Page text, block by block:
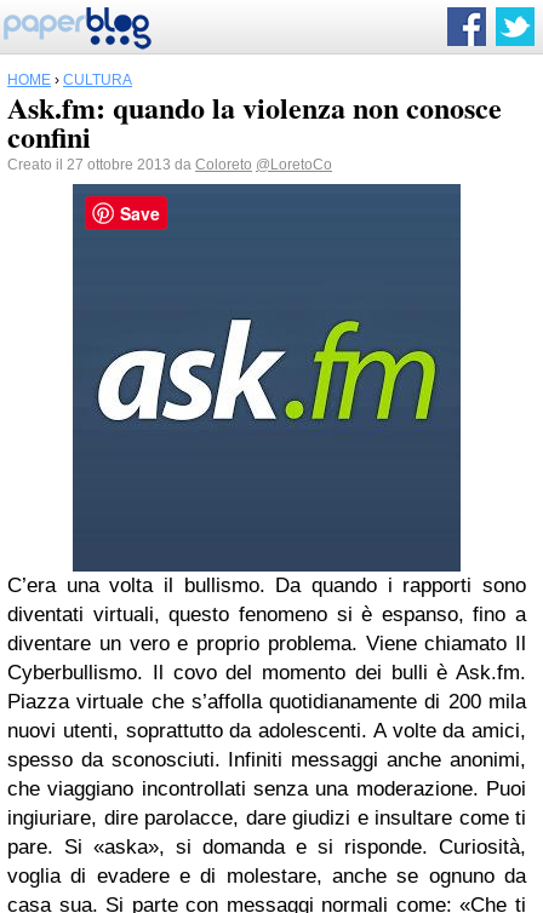
HOME › CULTURA
Ask.fm: quando la violenza non conosce
confini
Creato il 27 ottobre 2013 da Coloreto @LoretoCo
C’era una volta il bullismo. Da quando i rapporti sono
diventati virtuali, questo fenomeno si è espanso, fino a
diventare un vero e proprio problema. Viene chiamato Il
Cyberbullismo. Il covo del momento dei bulli è Ask.fm.
Piazza virtuale che s’affolla quotidianamente di 200 mila
nuovi utenti, soprattutto da adolescenti. A volte da amici,
spesso da sconosciuti. Infiniti messaggi anche anonimi,
che viaggiano incontrollati senza una moderazione. Puoi
ingiuriare, dire parolacce, dare giudizi e insultare come ti
pare. Si «aska», si domanda e si risponde. Curiosità,
voglia di evadere e di molestare, anche se ognuno da
casa sua. Si parte con messaggi normali come: «Che ti
Save